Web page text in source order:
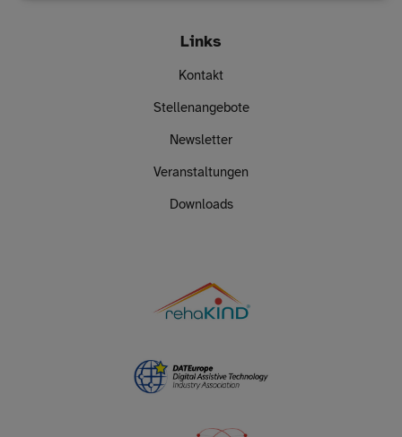
Links
Kontakt
Stellenangebote
Newsletter
Veranstaltungen
Downloads